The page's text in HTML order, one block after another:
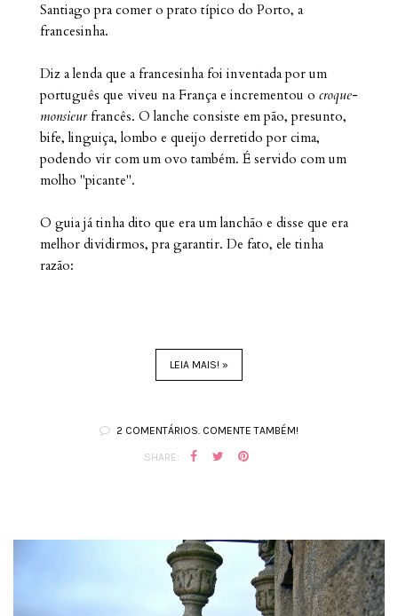
Santiago pra comer o prato típico do Porto, a
francesinha.
Diz a lenda que a francesinha foi inventada por um
português que viveu na França e incrementou o croque-
monsieurfrancês. O lanche consiste em pão, presunto,
bife, linguiça, lombo e queijo derretido por cima,
podendo vir com um ovo também. É servido com um
molho "picante".
O guia já tinha dito que era um lanchão e disse que era
melhor dividirmos, pra garantir. De fato, ele tinha
razão:
LEIA MAIS! »
2 COMENTÁRIOS. COMENTE TAMBÉM!
SHARE: